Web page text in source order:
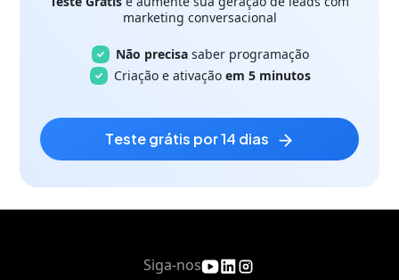
marketing conversacional
Não precisa saber programação
Criação e ativação em 5 minutos
teste grátis por 14 dias
Siga-nos